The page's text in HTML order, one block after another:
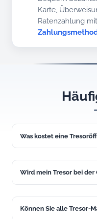
Karte,
Ratenzahlung
Was kostet eine
genauen Festpreis
Rettenberg.
Wird mein Tresor bei der
Bei den meisten
Können Sie alle Tresor-